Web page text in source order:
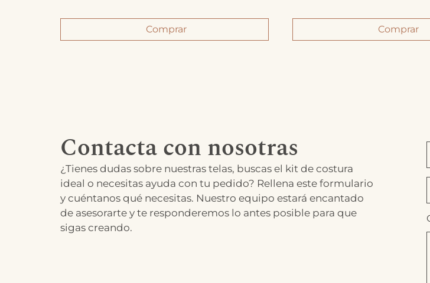
Comprar Comprar
Contacta con nosotras
¿Tienes dudas sobre nuestras telas, buscas el kit de costura
ideal o necesitas ayuda con tu pedido? Rellena este formulario
y cuéntanos qué necesitas. Nuestro equipo estará encantado
de asesorarte y te responderemos lo antes posible para que
sigas creando.